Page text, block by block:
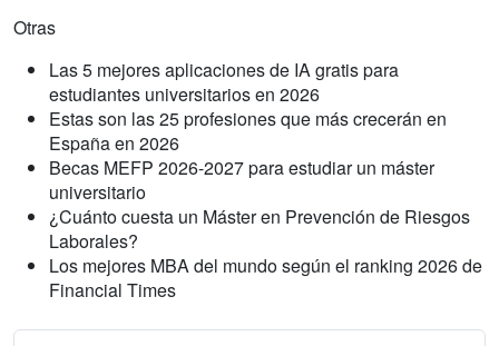
Otras
Las 5 mejores aplicaciones de IA gratis para
estudiantes universitarios en 2026
Estas son las 25 profesiones que más crecerán en
España en 2026
Becas MEFP 2026-2027 para estudiar un máster
universitario
¿Cuánto cuesta un Máster en Prevención de Riesgos
Laborales?
Los mejores MBA del mundo según el ranking 2026 de
Financial Times